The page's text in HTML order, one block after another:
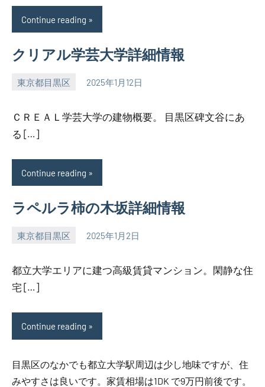
Continue reading
クリアル学芸大学詳細情報
東京都目黒区 2025年1月12日
SEZIMO
ＣＲＥＡＬ学芸大学の建物概要。 目黒区碑文谷にあ
る […]
Continue reading
ラペルラ柿の木坂詳細情報
東京都目黒区 2025年1月2日
SEZIMO
都立大学エリアに建つ高級賃貸マンション。閑静な住
宅 […]
Continue reading
目黒区のなかでも都立大学駅周辺は少し地味ですが、住
みやすさは良いです。家賃相場は1DK で9万円前後です。